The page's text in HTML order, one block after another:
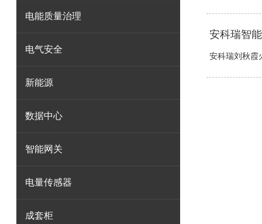
电能质量治理
电气安全
新能源
数据中心
智能网关
电量传感器
成套柜
安科瑞智
安科瑞刘秋霞